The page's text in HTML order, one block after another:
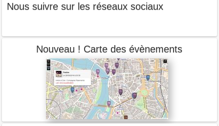
Nous suivre sur les réseaux sociaux
Nouveau ! Carte des évènements